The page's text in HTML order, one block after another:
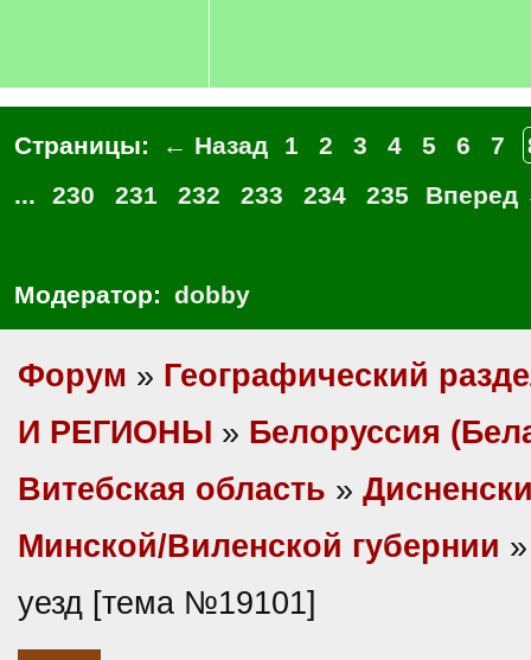
Страницы: ← Назад 1 2 3 4 5 6 7
...
230 231 232 233 234 235 Вперед
Модератор: dobby
Форум » Географический
И РЕГИОНЫ » Белоруссия
Витебская область »
Минской/Виленской губернии
уезд [тема №19101]